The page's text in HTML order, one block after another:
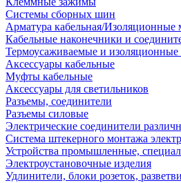
Системы сборных шин
Арматура кабельная/Изоляционные
Кабельные наконечники и
Термоусаживаемые и изоляционные
Аксессуары кабельные
Муфты кабельные
Аксессуары для светильников
Разъемы, соединители
Разъемы силовые
Электрические соединители
Система штекерного монтажа
Устройства промышленные,
Электроустановочные изделия
Удлинители, блоки розеток,